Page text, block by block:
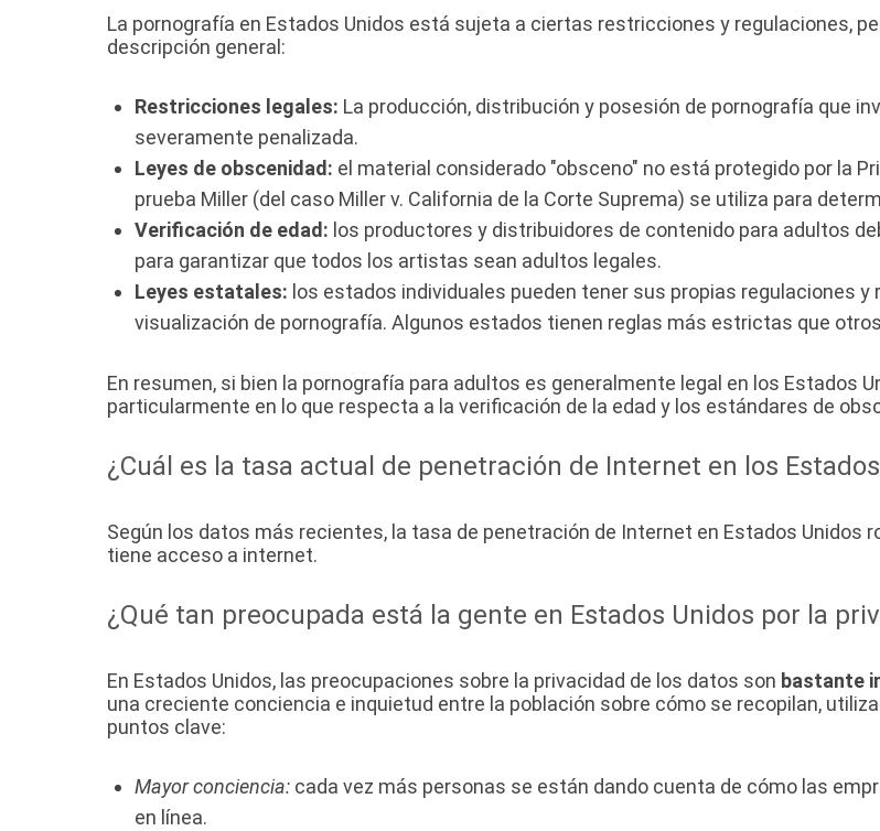
La pornografía en Estados Unidos está sujeta a ciertas restricciones y regulaciones,
descripción general:
Restricciones legales: La producción, distribución y posesión de pornografía que
severamente penalizada.
Leyes de obscenidad: el material considerado "obsceno" no está protegido por la
prueba Miller (del caso Miller v. California de la Corte Suprema) se utiliza para
Verificación de edad: los productores y distribuidores de contenido para adultos
para garantizar que todos los artistas sean adultos legales.
Leyes estatales: los estados individuales pueden tener sus propias regulaciones
visualización de pornografía. Algunos estados tienen reglas más estrictas que
En resumen, si bien la pornografía para adultos es generalmente legal en los Estados
particularmente en lo que respecta a la verificación de la edad y los estándares de
¿Cuál es la tasa actual de penetración de Internet en los
Según los datos más recientes, la tasa de penetración de Internet en Estados Unidos
tiene acceso a internet.
¿Qué tan preocupada está la gente en Estados Unidos por la
En Estados Unidos, las preocupaciones sobre la privacidad de los datos son bastante
una creciente conciencia e inquietud entre la población sobre cómo se recopilan,
puntos clave:
Mayor conciencia: cada vez más personas se están dando cuenta de cómo las
en línea.